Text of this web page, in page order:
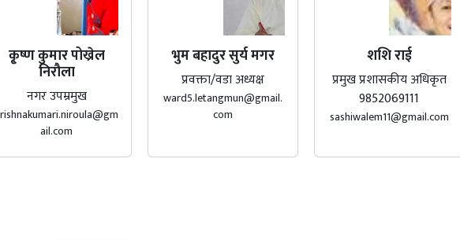
कृ्ष्ण कुमार पोख्रेल
निरौला
नगर उपम्रमुख
ail.com
भुम बहादुर सुर्य मगर
प्रवक्ता/वडा अध्यक्ष
ward5.letangmun@gmail.
com
शशि राई
प्रमुख प्रशासकीय अधिकृत
9852069111
sashiwalem11@gmail.com